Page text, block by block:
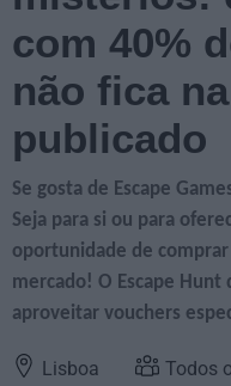
com 40%
não fica
publicado
Se gosta de Escape
Seja para si ou para
oportunidade de
mercado! O Escape Hunt
aproveitar vouchers
Lisboa
Todos